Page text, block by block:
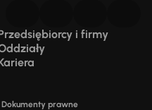
i firmy
Dokumenty prawne